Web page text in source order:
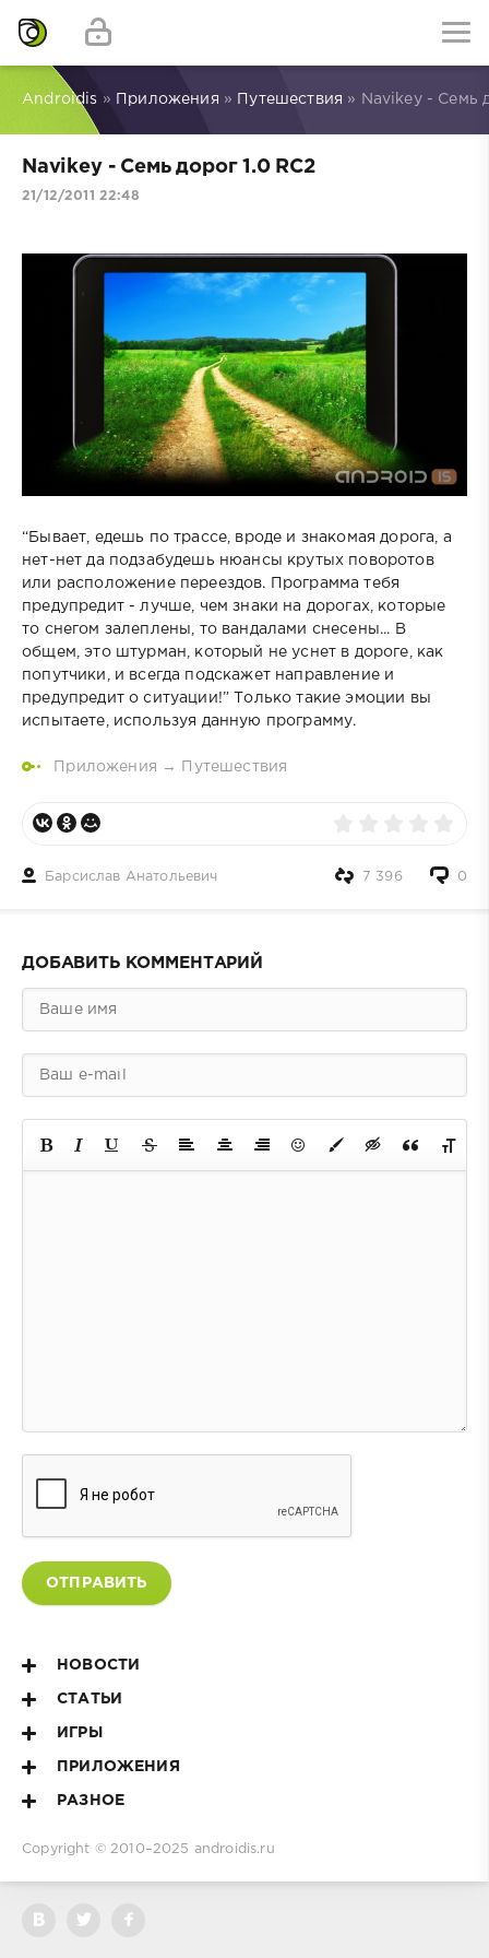
Androidis » Приложения » Путешествия » Navikey - Семь
Navikey - Семь дорог 1.0 RC2
21/12/2011 22:48
“Бывает, едешь по трассе, вроде и знакомая дорога, а
нет-нет да подзабудешь нюансы крутых поворотов
или расположение переездов. Программа тебя
предупредит - лучше, чем знаки на дорогах, которые
то снегом залеплены, то вандалами снесены... В
общем, это штурман, который не уснет в дороге, как
попутчики, и всегда подскажет направление и
предупредит о ситуации!” Только такие эмоции вы
испытаете, используя данную программу.
Приложения → Путешествия
Барсислав Анатольевич 0
7 396
ДОБАВИТЬ КОММЕНТАРИЙ
ОТПРАВИТЬ
НОВОСТИ
СТАТЬИ
ИГРЫ
ПРИЛОЖЕНИЯ
РАЗНОЕ
Copyright © 2010–2025 androidis.ru